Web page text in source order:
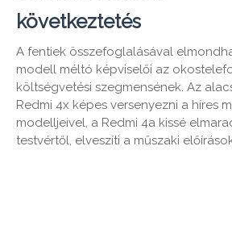
következtetés
A fentiek összefoglalásával
modell méltó képviselői az
költségvetési szegmensének. Az
Redmi 4x képes versenyezni a híres
modelljeivel, a Redmi 4a kissé
testvértől, elveszíti a műszaki